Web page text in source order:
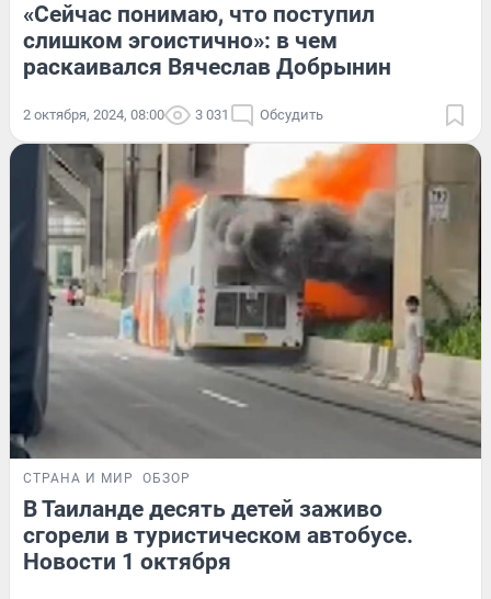
«Сейчас понимаю, что поступил
слишком эгоистично»: в чем
раскаивался Вячеслав Добрынин
2 октября, 2024, 08:00 3 031 Обсудить
СТРАНА И МИР ОБЗОР
В Таиланде десять детей заживо
сгорели в туристическом автобусе.
Новости 1 октября